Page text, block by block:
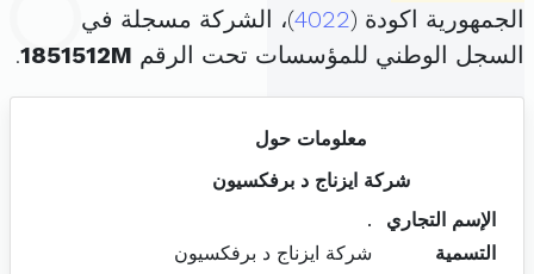
الجمهورية اكودة (4022)، الشركة مسجلة في
السجل الوطني للمؤسسات تحت الرقم 1851512M
.
معلومات حول
شركة ايزناج د برفكسيون
الإسم التجاري
.
التسمية
شركة ايزناج د برفكسيون